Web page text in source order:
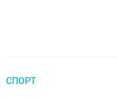
СПОРТ